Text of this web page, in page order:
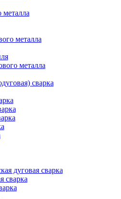
металла
металла
металла
сварка
дуговая сварка
сварка